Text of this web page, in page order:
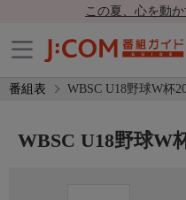
この夏、心を動
番組表 WBSC U18野球W杯
WBSC U18野球W